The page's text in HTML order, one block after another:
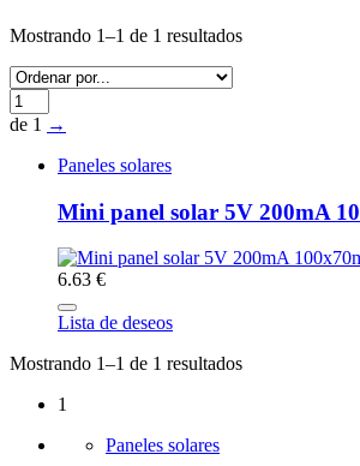
Mostrando 1–1 de 1 resultados
de 1 →
Paneles solares
Mini panel solar 5V 200mA
6.63 €
Lista de deseos
Mostrando 1–1 de 1 resultados
1
Paneles solares